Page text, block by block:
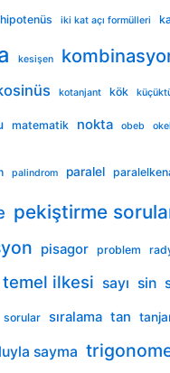
hipotenüs iki kat açı formülleri
kesişen
kotanjant kök
matematik nokta obeb
palindrom paralel
pekiştirme
pisagor problem
temel ilkesi sayı sin
sorular sıralama tan
sayma